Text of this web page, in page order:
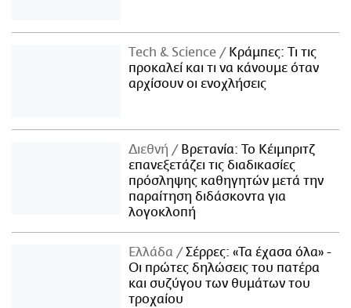
Τech & Science
Κράμπες: Τι τις
προκαλεί και τι να κάνουμε όταν
αρχίσουν οι ενοχλήσεις
Διεθνή
Βρετανία: Το Κέιμπριτζ
επανεξετάζει τις διαδικασίες
πρόσληψης καθηγητών μετά την
παραίτηση διδάσκοντα για
λογοκλοπή
Ελλάδα
Σέρρες: «Τα έχασα όλα» -
Οι πρώτες δηλώσεις του πατέρα
και συζύγου των θυμάτων του
τροχαίου